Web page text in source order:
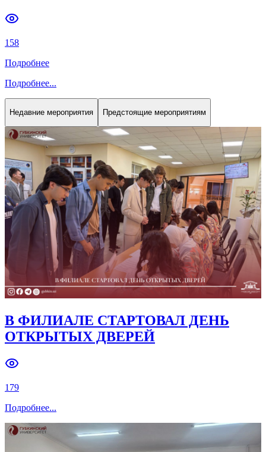
158
Подробнее
Подробнее...
Недавние мероприятия Предстоящие мероприятиям
В ФИЛИАЛЕ СТАРТОВАЛ ДЕНЬ
ОТКРЫТЫХ ДВЕРЕЙ
179
Подробнее...